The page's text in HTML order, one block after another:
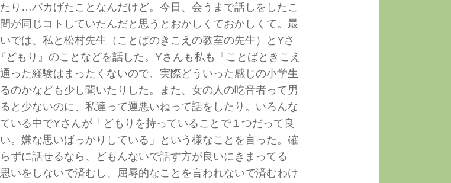
り…バカげたことなんだけど。今日、会うまで話しをしたこ
が同じコトしていたんだと思うとおかしくておかしくて。最
では、私と松村先生（ことばのきこえの教室の先生）とYさ
どもり』のことなどを話した。Yさんも私も「ことばときこえ
った経験はまったくないので、実際どういった感じの小学生
のかなども少し聞いたりした。また、女の人の吃音者って男
と少ないのに、私達って運悪いねって話をしたり。いろんな
いる中でYさんが「どもりを持っていることで１つだって良
。嫌な思いばっかりしている」という様なことを言った。確
ずに話せるなら、どもんないで話す方が良いにきまってる
いをしないで済むし、屈辱的なことを言われないで済むわけ